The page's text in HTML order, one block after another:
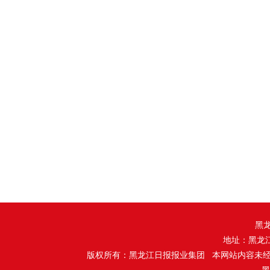
黑
地址：黑龙
版权所有：黑龙江日报报业集团 本网站内容未